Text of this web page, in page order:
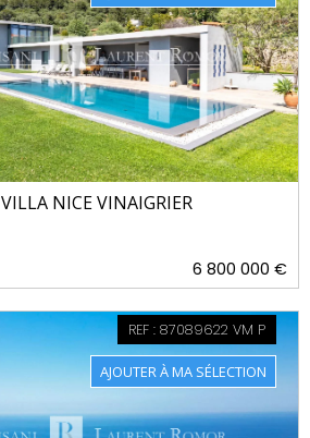
NICE VINAIGRIER
6 800 000 €
REF : 87089622 VM P